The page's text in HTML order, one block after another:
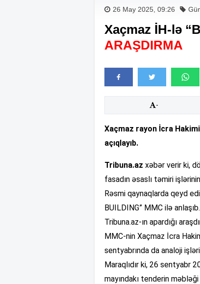
26 May 2025, 09:26
Xaçmaz İH-lə
ARAŞDIRMA
-
Xaçmaz rayon İcra
açıqlayıb.
Tribuna.az xəbər verir ki,
fasadın əsaslı təmiri işlərinin
Rəsmi qaynaqlarda qeyd
BUILDING” MMC ilə
Tribuna.az-ın apardığı
MMC-nin Xaçmaz İcra
sentyabrında da analoji
Maraqlıdır ki, 26 sentyabr
mayındakı tenderin